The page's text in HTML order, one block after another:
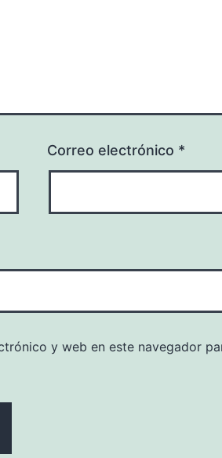
Correo electrónico *
y web en este navegador